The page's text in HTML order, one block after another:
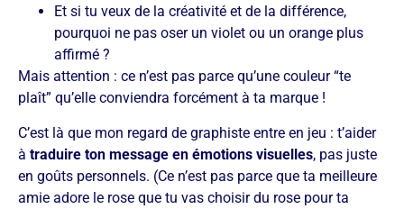
Et si tu veux de la créativité et de la différence,
pourquoi ne pas oser un violet ou un orange plus
affirmé ?
Mais attention : ce n’est pas parce qu’une couleur “te
plaît” qu’elle conviendra forcément à ta marque !
C’est là que mon regard de graphiste entre en jeu : t’aider
à traduire ton message en émotions visuelles, pas juste
en goûts personnels. (Ce n’est pas parce que ta meilleure
amie adore le rose que tu vas choisir du rose pour ta